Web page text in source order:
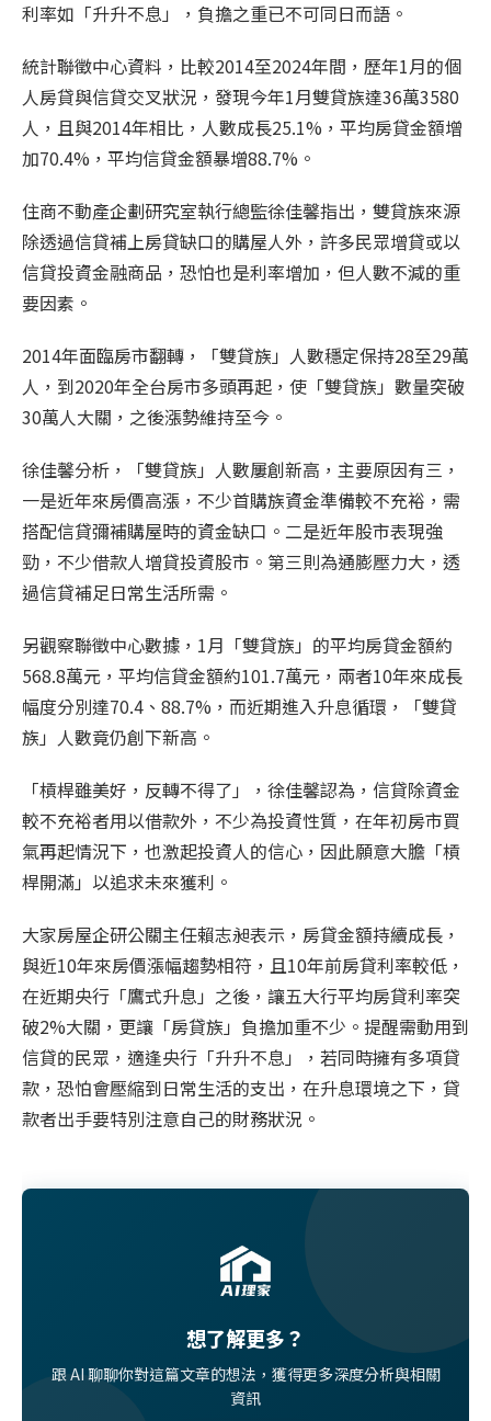
利率如「升升不息」，負擔之重已不可同日而語。
統計聯徵中心資料，比較2014至2024年間，歷年1月的個
人房貸與信貸交叉狀況，發現今年1月雙貸族達36萬3580
人，且與2014年相比，人數成長25.1%，平均房貸金額增
加70.4%，平均信貸金額暴增88.7%。
住商不動產企劃研究室執行總監徐佳馨指出，雙貸族來源
除透過信貸補上房貸缺口的購屋人外，許多民眾增貸或以
信貸投資金融商品，恐怕也是利率增加，但人數不減的重
要因素。
2014年面臨房市翻轉，「雙貸族」人數穩定保持28至29萬
人，到2020年全台房市多頭再起，使「雙貸族」數量突破
30萬人大關，之後漲勢維持至今。
徐佳馨分析，「雙貸族」人數屢創新高，主要原因有三，
一是近年來房價高漲，不少首購族資金準備較不充裕，需
搭配信貸彌補購屋時的資金缺口。二是近年股市表現強
勁，不少借款人增貸投資股市。第三則為通膨壓力大，透
過信貸補足日常生活所需。
另觀察聯徵中心數據，1月「雙貸族」的平均房貸金額約
568.8萬元，平均信貸金額約101.7萬元，兩者10年來成長
幅度分別達70.4、88.7%，而近期進入升息循環，「雙貸
族」人數竟仍創下新高。
「槓桿雖美好，反轉不得了」，徐佳馨認為，信貸除資金
較不充裕者用以借款外，不少為投資性質，在年初房市買
氣再起情況下，也激起投資人的信心，因此願意大膽「槓
桿開滿」以追求未來獲利。
大家房屋企研公關主任賴志昶表示，房貸金額持續成長，
與近10年來房價漲幅趨勢相符，且10年前房貸利率較低，
在近期央行「鷹式升息」之後，讓五大行平均房貸利率突
破2%大關，更讓「房貸族」負擔加重不少。提醒需動用到
信貸的民眾，適逢央行「升升不息」，若同時擁有多項貸
款，恐怕會壓縮到日常生活的支出，在升息環境之下，貸
款者出手要特別注意自己的財務狀況。
想了解更多？
跟 AI 聊聊你對這篇文章的想法，獲得更多深度分析與相關
資訊